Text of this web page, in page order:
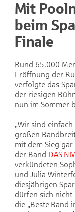
Mit
beim
Finale
Rund 65.000
Eröffnung der
verfolgte das
der riesigen
nun im Sommer
„Wir sind
großen
mit dem Sieg
der Band DAS
verkündeten
und Julia
diesjährigen
dürfen sich nicht
die „Beste Band